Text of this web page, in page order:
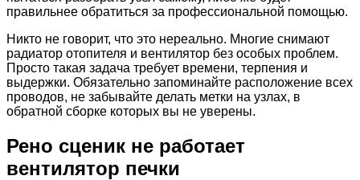
правильнее обратиться за профессиональной помощью.
Никто не говорит, что это нереально. Многие снимают
радиатор отопителя и вентилятор без особых проблем.
Просто такая задача требует времени, терпения и
выдержки. Обязательно запоминайте расположение всех
проводов, не забывайте делать метки на узлах, в
обратной сборке которых вы не уверены.
Рено сценик не работает
вентилятор печки